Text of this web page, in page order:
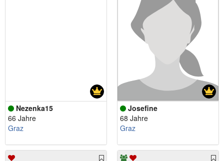
Nezenka15
66 Jahre
Graz
Josefine
68 Jahre
Graz